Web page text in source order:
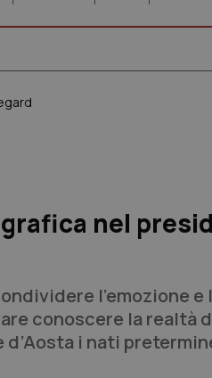
nel
l’emozione e
conoscere la realtà
d’Aosta i nati